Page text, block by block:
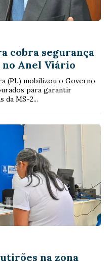
cobra segurança
no Anel Viário
(PL) mobilizou o Governo
para garantir
da MS-2...
na zona